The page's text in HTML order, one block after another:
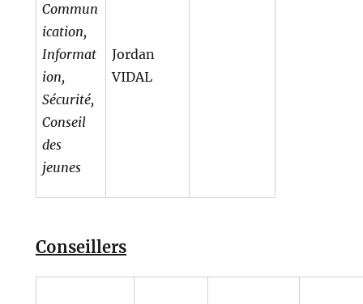
Commun
ication,
Informat
ion,
Sécurité,
Conseil
des
jeunes
Jordan
VIDAL
Conseillers